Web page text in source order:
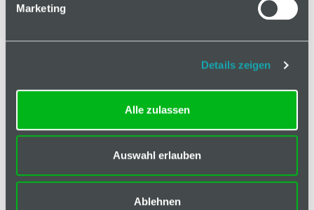
Marketing
Details zeigen
Alle zulassen
Auswahl erlauben
Ablehnen
Technische Spezifikation
Klassifizierungen
ESD kompatibel nein